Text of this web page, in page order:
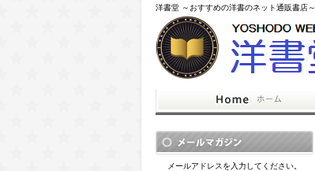
洋書堂 ～おすすめの洋書のネット通販書店～
メールアドレスを入力してください。